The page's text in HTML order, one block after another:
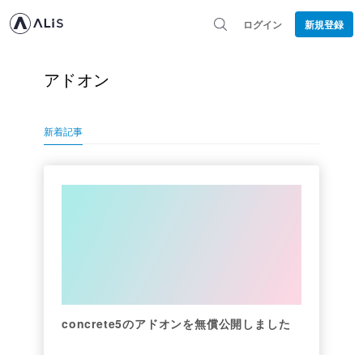
ログイン 新規登録
アドオン
新着記事
concrete5のアドオンを無償公開しました